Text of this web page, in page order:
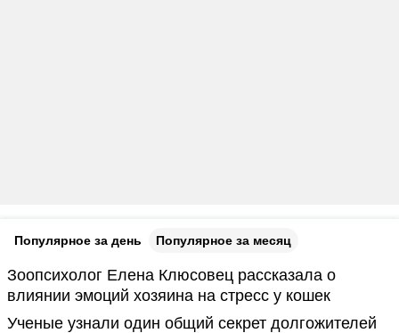
Популярное за день Популярное за месяц
Зоопсихолог Елена Клюсовец рассказала о
влиянии эмоций хозяина на стресс у кошек
Ученые узнали один общий секрет долгожителей